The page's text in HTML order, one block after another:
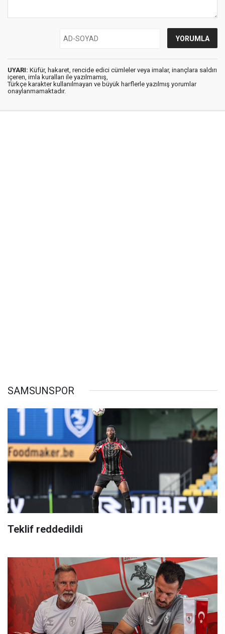
UYARI: Küfür, hakaret, rencide edici cümleler veya imalar, inançlara saldırı
içeren, imla kuralları ile yazılmamış,
Türkçe karakter kullanılmayan ve büyük harflerle yazılmış yorumlar
onaylanmamaktadır.
SAMSUNSPOR
Teklif reddedildi